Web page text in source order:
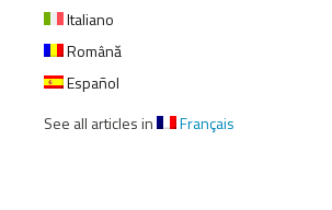
Italiano
Română
Español
See all articles in
Français